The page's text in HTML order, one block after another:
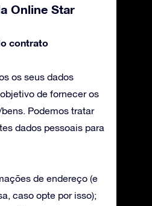
Online Star
contrato
os seus dados
de fornecer os
Podemos tratar
dados pessoais para
de endereço (e
caso opte por isso);